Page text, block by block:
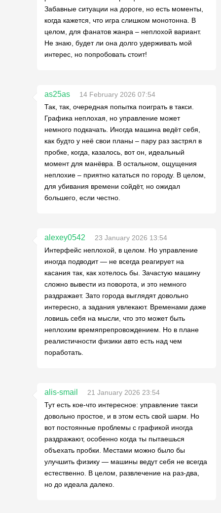
Забавные ситуации на дороге, но есть моменты,
когда кажется, что игра слишком монотонна. В
целом, для фанатов жанра – неплохой вариант.
Не знаю, будет ли она долго удерживать мой
интерес, но попробовать стоит!
as25as
14 February 2026 07:54
Так, так, очередная попытка поиграть в такси.
Графика неплохая, но управление может
немного подкачать. Иногда машина ведёт себя,
как будто у неё свои планы – пару раз застрял в
пробке, когда, казалось, вот он, идеальный
момент для манёвра. В остальном, ощущения
неплохие – приятно кататься по городу. В целом,
для убивания времени сойдёт, но ожидал
большего, если честно.
alexey0542
23 January 2026 13:54
Интерфейс неплохой, в целом. Но управление
иногда подводит — не всегда реагирует на
касания так, как хотелось бы. Зачастую машину
сложно вывести из поворота, и это немного
раздражает. Зато города выглядят довольно
интересно, а задания увлекают. Временами даже
ловишь себя на мысли, что это может быть
неплохим времяпрепровождением. Но в плане
реалистичности физики авто есть над чем
поработать.
alis-smail
21 January 2026 23:54
Тут есть кое-что интересное: управление такси
довольно простое, и в этом есть свой шарм. Но
вот постоянные проблемы с графикой иногда
раздражают, особенно когда ты пытаешься
объехать пробки. Местами можно было бы
улучшить физику — машины ведут себя не всегда
естественно. В целом, развлечение на раз-два,
но до идеала далеко.